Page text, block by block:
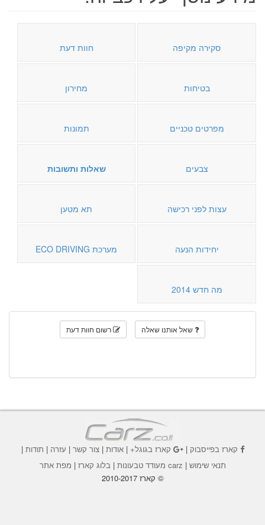
סקירה מקיפה חוות דעת
בטיחות מחירון
מפרטים טכניים תמונות
צבעים שאלות ותשובות
עצות לפני רכישה תא מטען
יחידות הנעה מערכת ECO DRIVING
מה חדש 2014
שאל אותנו שאלה רשום חוות דעת
קארז בפייסבוק| קארז בגוגל+|אודות |צור קשר | עזרה | תודות |
תנאי שימוש | carz מעודד טבעונות |בלוג קארז | מפת אתר
© קארז 2010-2017